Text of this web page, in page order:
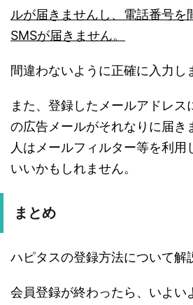
ルが届きませんし、電話番号を
SMSが届きません。
間違わないように正確に入力し
また、登録したメールアドレス
の広告メールがそれなりに届き
人はメールフィルター等を利用
いいかもしれません。
まとめ
ハピタスの登録方法について解
会員登録が終わったら、いよい